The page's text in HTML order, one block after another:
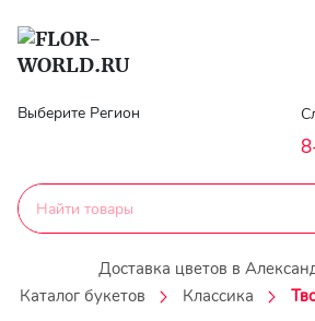
Выберите Регион
Доставка цветов в
Каталог букетов
Классика
Цветы поштучно
Букеты до 2500
Каталог букетов
Корзины с цветами